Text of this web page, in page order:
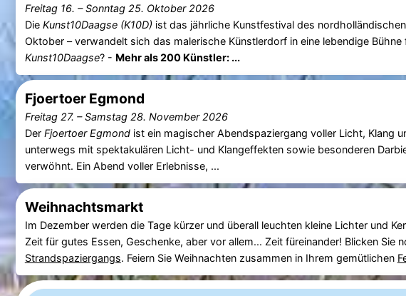
Freitag 16. –Sonntag 25. Oktober 2026
Die Kunst10Daagse (K10D) ist das jährliche Kunstfestival des nordholländischen
Oktober – verwandelt sich das malerische Künstlerdorf in eine lebendige
Kunst10Daagse? - Mehr als 200 Künstler: ...
Fjoertoer Egmond
Freitag 27. –Samstag 28. November 2026
Der Fjoertoer Egmondist ein magischer Abendspaziergang voller Licht, Klang
unterwegs mit spektakulären Licht- und Klangeffekten sowie besonderen
verwöhnt. Ein Abend voller Erlebnisse, ...
Weihnachtsmarkt
Im Dezember werden die Tage kürzer und überall leuchten kleine Lichter und
Zeit für gutes Essen, Geschenke, aber vor allem... Zeit füreinander! Blicken
Strandspaziergangs. Feiern Sie Weihnachten zusammen in Ihrem gemütlichen